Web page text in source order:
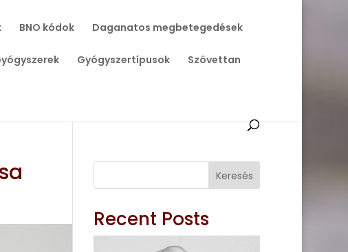
BNO kódok Daganatos megbetegedések
Gyógyszertípusok Szövettan
Keresés
Recent Posts